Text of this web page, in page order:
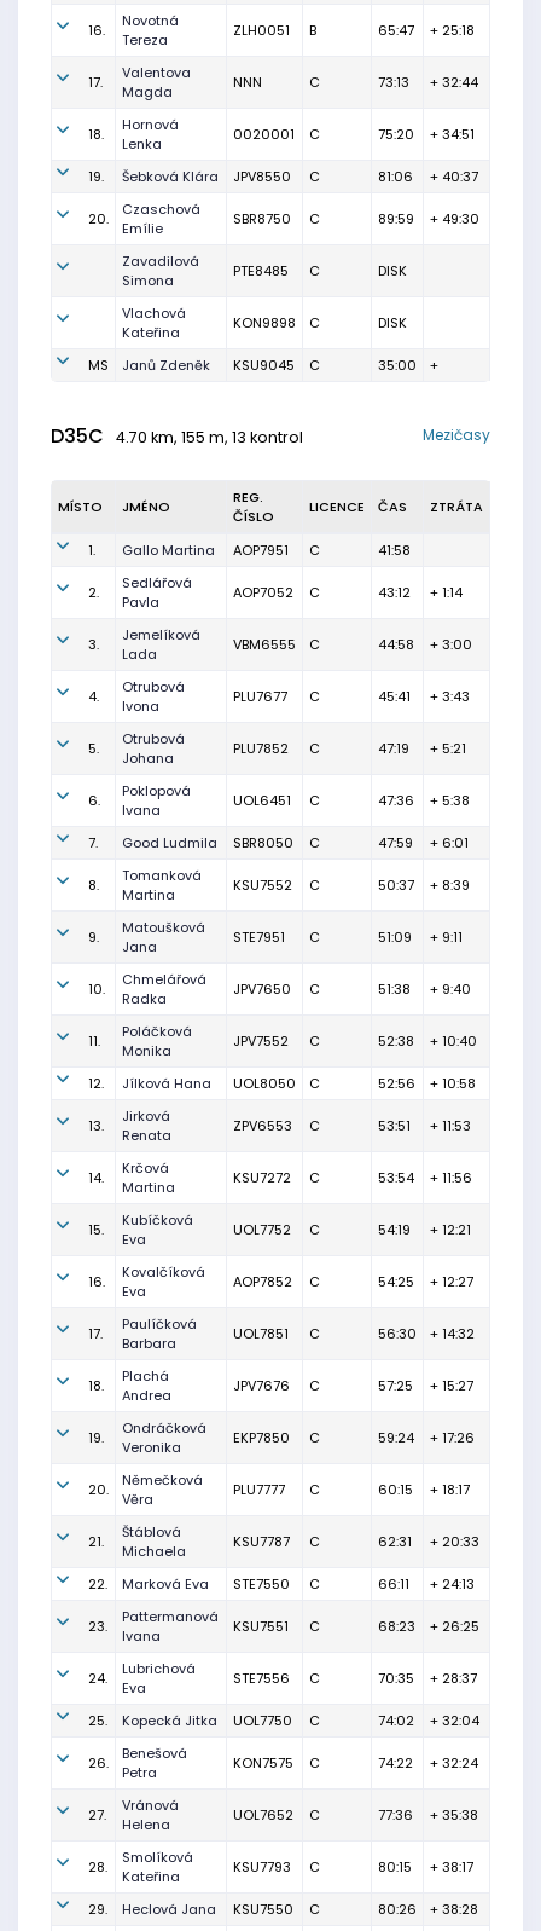
16.
Novotná
Tereza
ZLH0051 B 65:47 + 25:18
17.
Valentova
Magda
NNN C 73:13 + 32:44
18.
Hornová
Lenka
0020001 C 75:20 + 34:51
19. Šebková Klára JPV8550 C 81:06 + 40:37
20.
Czaschová
Emílie
SBR8750 C 89:59 + 49:30
Zavadilová
Simona
PTE8485 C DISK
Vlachová
Kateřina
KON9898 C DISK
MS Janů Zdeněk KSU9045 C 35:00 +
D35C 4.70 km, 155 m, 13 kontrol Mezičasy
MÍSTO JMÉNO
REG.
ČÍSLO
LICENCE ČAS ZTRÁTA
1. Gallo Martina AOP7951 C 41:58
2.
Sedlářová
Pavla
AOP7052 C 43:12 + 1:14
3.
Jemelíková
Lada
VBM6555 C 44:58 + 3:00
4.
Otrubová
Ivona
PLU7677 C 45:41 + 3:43
5.
Otrubová
Johana
PLU7852 C 47:19 + 5:21
6.
Poklopová
Ivana
UOL6451 C 47:36 + 5:38
7. Good Ludmila SBR8050 C 47:59 + 6:01
8.
Tomanková
Martina
KSU7552 C 50:37 + 8:39
9.
Matoušková
Jana
STE7951 C 51:09 + 9:11
10.
Chmelářová
Radka
JPV7650 C 51:38 + 9:40
11.
Poláčková
Monika
JPV7552 C 52:38 + 10:40
12. Jílková Hana UOL8050 C 52:56 + 10:58
13.
Jirková
Renata
ZPV6553 C 53:51 + 11:53
14.
Krčová
Martina
KSU7272 C 53:54 + 11:56
15.
Kubíčková
Eva
UOL7752 C 54:19 + 12:21
16.
Kovalčíková
Eva
AOP7852 C 54:25 + 12:27
17.
Paulíčková
Barbara
UOL7851 C 56:30 + 14:32
18.
Plachá
Andrea
JPV7676 C 57:25 + 15:27
19.
Ondráčková
Veronika
EKP7850 C 59:24 + 17:26
20.
Němečková
Věra
PLU7777 C 60:15 + 18:17
21.
Štáblová
Michaela
KSU7787 C 62:31 + 20:33
22. Marková Eva STE7550 C 66:11 + 24:13
23.
Pattermanová
Ivana
KSU7551 C 68:23 + 26:25
24.
Lubrichová
Eva
STE7556 C 70:35 + 28:37
25. Kopecká Jitka UOL7750 C 74:02 + 32:04
26.
Benešová
Petra
KON7575 C 74:22 + 32:24
27.
Vránová
Helena
UOL7652 C 77:36 + 35:38
28.
Smolíková
Kateřina
KSU7793 C 80:15 + 38:17
29. Heclová Jana KSU7550 C 80:26 + 38:28